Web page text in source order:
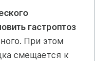
гастроптоз
При этом
смещается к